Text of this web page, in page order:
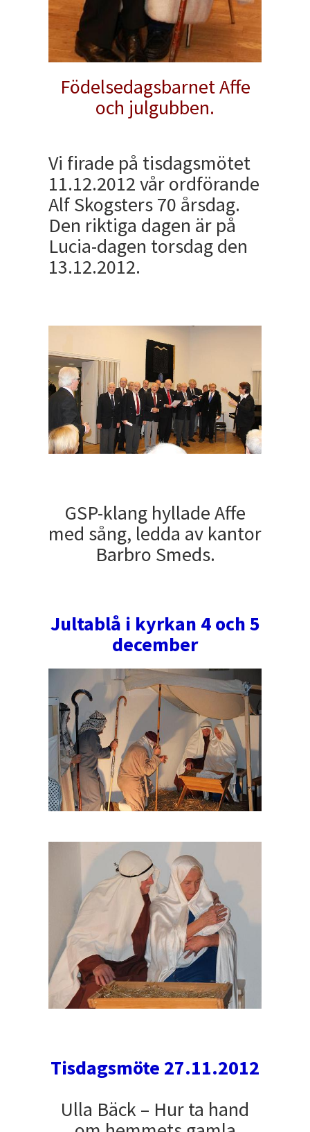
Födelsedagsbarnet Affe
och julgubben.
Vi firade på tisdagsmötet
11.12.2012 vår ordförande
Alf Skogsters 70 årsdag.
Den riktiga dagen är på
Lucia-dagen torsdag den
13.12.2012.
GSP-klang hyllade Affe
med sång, ledda av kantor
Barbro Smeds.
Jultablå i kyrkan 4 och 5
december
Tisdagsmöte 27.11.2012
Ulla Bäck – Hur ta hand